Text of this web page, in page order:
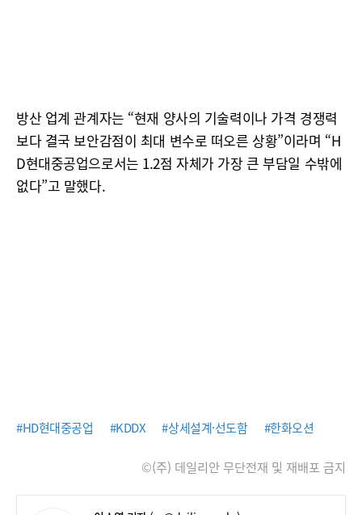
방산 업계 관계자는 “현재 양사의 기술력이나 가격 경쟁력
보다 결국 보안감점이 최대 변수로 떠오른 상황”이라며 “H
D현대중공업으로서는 1.2점 자체가 가장 큰 부담일 수밖에
없다”고 말했다.
#HD현대중공업 #KDDX #상세설계·선도함 #한화오션
©(주) 데일리안 무단전재 및 재배포 금지